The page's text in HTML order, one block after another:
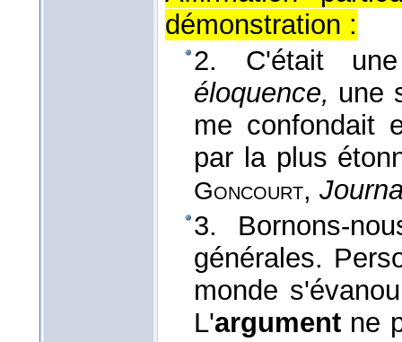
démonstration :
2. C'était
éloquence, une
me confondait
par la plus
Goncourt,
3. Bornons-
générales.
monde
L'argument ne